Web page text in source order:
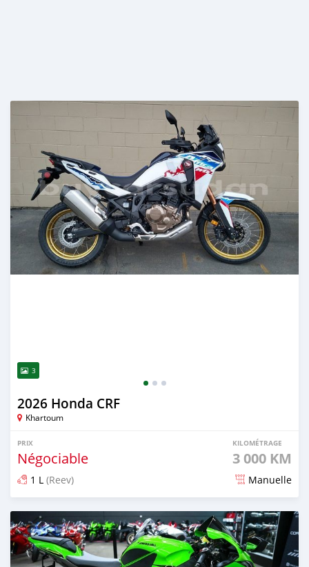
3
2026 Honda CRF
Khartoum
PRIX
Négociable
KILOMÉTRAGE
3 000 KM
1 L (Reev) Manuelle
Publié il y a 2 mois